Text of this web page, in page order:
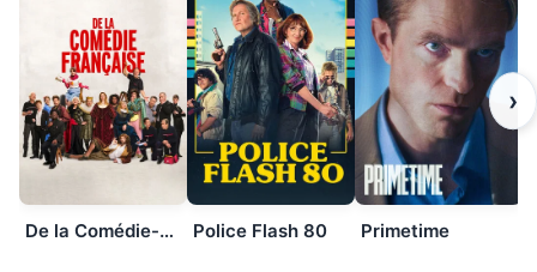
De la Comédie-Française Police Flash 80 Primetime
›